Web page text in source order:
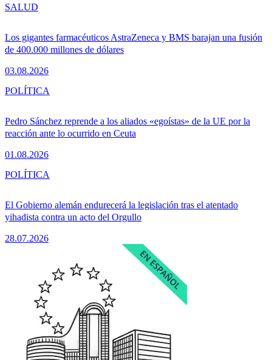
Los gigantes farmacéuticos AstraZeneca y BMS barajan una fusión
de 400.000 millones de dólares
03.08.2026
SALUD
Pedro Sánchez reprende a los aliados «egoístas» de la UE por la
reacción ante lo ocurrido en Ceuta
01.08.2026
POLÍTICA
El Gobierno alemán endurecerá la legislación tras el atentado
yihadista contra un acto del Orgullo
28.07.2026
POLÍTICA